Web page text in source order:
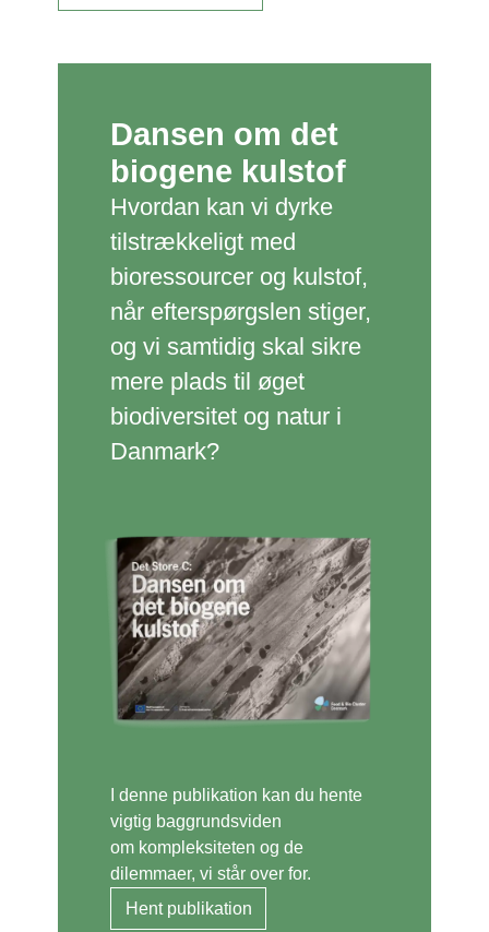
Dansen om det
biogene kulstof
Hvordan kan vi dyrke
tilstrækkeligt med
bioressourcer og kulstof,
når efterspørgslen stiger,
og vi samtidig skal sikre
mere plads til øget
biodiversitet og natur i
Danmark?
I denne publikation kan du hente
vigtig baggrundsviden
om kompleksiteten og de
dilemmaer, vi står over for.
Hent publikation